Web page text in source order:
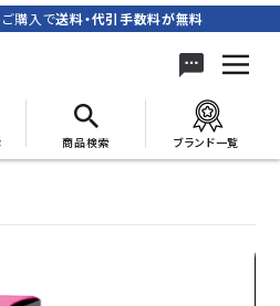
購入で送料・代引手数料が無料
商品検索 ブランド一覧